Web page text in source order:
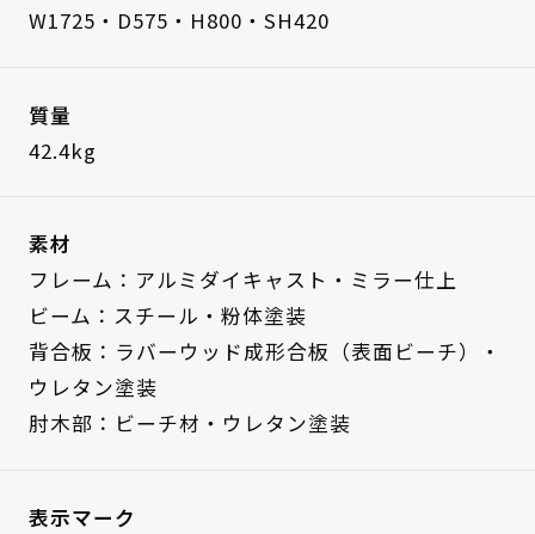
W1725・D575・H800・SH420
質量
42.4kg
素材
フレーム：アルミダイキャスト・ミラー仕上
ビーム：スチール・粉体塗装
背合板：ラバーウッド成形合板（表面ビーチ）・
ウレタン塗装
肘木部：ビーチ材・ウレタン塗装
表示マーク